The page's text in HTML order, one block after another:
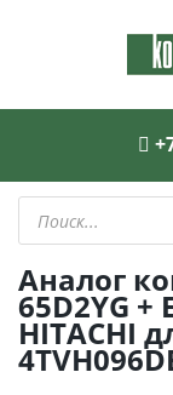
Поиск
товаров
Аналог
65D2YG +
HITACHI